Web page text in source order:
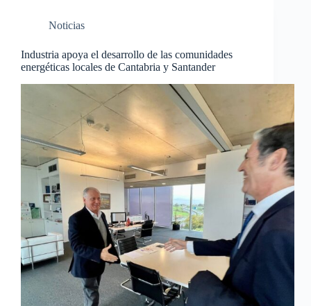
Noticias
Industria apoya el desarrollo de las comunidades
energéticas locales de Cantabria y Santander